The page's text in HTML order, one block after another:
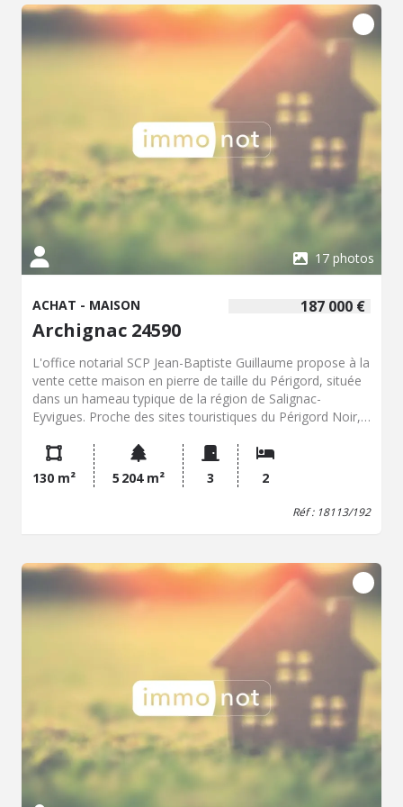
machine à laver) avec un évier sur meuble bas. A l'arrière
de la maison, une terrasse couverte sur plancher bois de
18 m² environ. Sur le côté droite de la maison, un carport
de 18 m² sur chape. Jardin avec jolie vue sur la campagne
environnante, avec un abri jardin en bois de 9 m².
17 photos
187 000 €
ACHAT - MAISON
Archignac 24590
L'office notarial SCP Jean-Baptiste Guillaume propose à la
vente cette maison en pierre de taille du Périgord, située
dans un hameau typique de la région de Salignac-
Eyvigues. Proche des sites touristiques du Périgord Noir,
à-vis ni nuisance. D'une surface habitable d'environ 130
m², elle est implantée sur un terrain plat et d'un seul
tenant de plus de 5 000 m², offrant la possibilité
d'aménager une piscine. Le rez-de-chaussée comprend
pouvant faire office de salon secondaire ou de chambre.
Ce niveau dispose également d'une chambre de plain-
pied, d'une salle d'eau, d'un WC et d'une buanderie. La
partie technique comprend un local avec chaudière à gaz
et un ancien fournil à restaurer. À l'étage, l'intégralité des
combles est aménageable, offrant des possibilités
d'agrandissement. Des travaux de rénovation totale sont
à prévoir. Ce bien présente un potentiel important de
valorisation dans un cadre préservé. Pour tout
renseignement complémentaire, consultation du dossier
technique ou pour organiser une visite, nous vous
invitons à contacter l'étude.
130 m² 5 204 m² 3 2
Réf : 18113/192